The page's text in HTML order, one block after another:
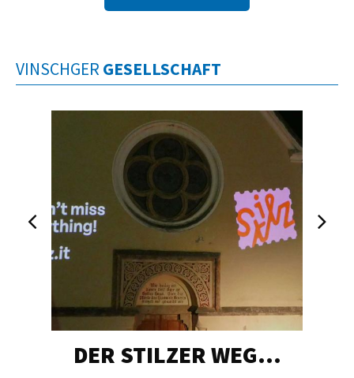
VINSCHGER GESELLSCHAFT
DER STILZER WEG…